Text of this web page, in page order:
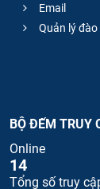
Email
Quản lý
BỘ ĐẾM TRUY
Online
14
Tổng số truy